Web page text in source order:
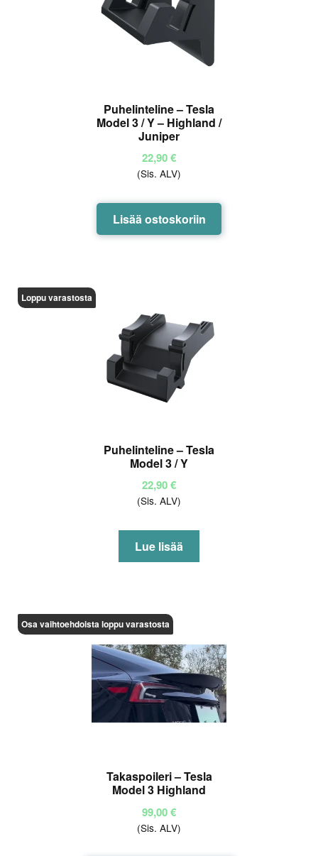
Puhelinteline – Tesla
Model 3 / Y – Highland /
Juniper
22,90€
(Sis. ALV)
Lisää ostoskoriin
Loppu varastosta
Puhelinteline – Tesla
Model 3 / Y
22,90€
(Sis. ALV)
Lue lisää
Osa vaihtoehdoista loppu varastosta
Takaspoileri – Tesla
Model 3 Highland
99,00€
(Sis. ALV)